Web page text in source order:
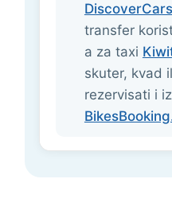
DiscoverCars
transfer
a za taxi
skuter, kvad
rezervisati i